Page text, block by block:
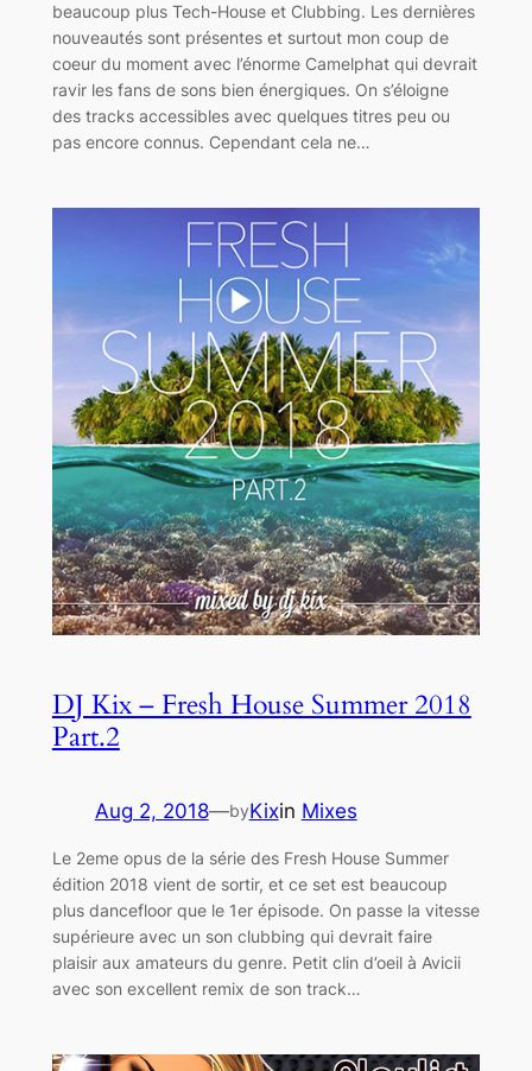
beaucoup plus Tech-House et Clubbing. Les dernières
nouveautés sont présentes et surtout mon coup de
coeur du moment avec l’énorme Camelphat qui devrait
ravir les fans de sons bien énergiques. On s’éloigne
des tracks accessibles avec quelques titres peu ou
pas encore connus. Cependant cela ne…
DJ Kix – Fresh House Summer 2018
Part.2
Aug 2, 2018—byKixin Mixes
Le 2eme opus de la série des Fresh House Summer
édition 2018 vient de sortir, et ce set est beaucoup
plus dancefloor que le 1er épisode. On passe la vitesse
supérieure avec un son clubbing qui devrait faire
plaisir aux amateurs du genre. Petit clin d’oeil à Avicii
avec son excellent remix de son track…